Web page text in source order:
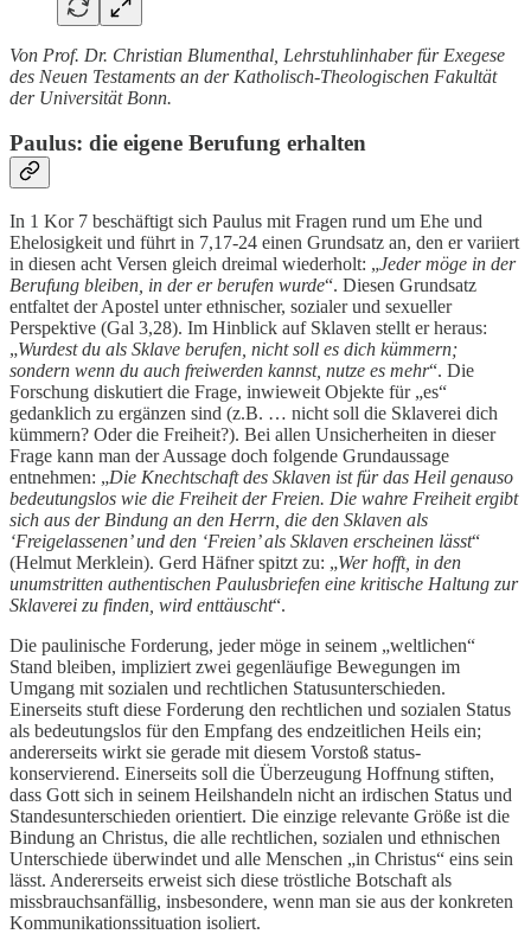
Von Prof. Dr. Christian Blumenthal, Lehrstuhlinhaber für Exegese
des Neuen Testaments an der Katholisch-Theologischen Fakultät
der Universität Bonn.
Paulus: die eigene Berufung erhalten
In 1 Kor 7 beschäftigt sich Paulus mit Fragen rund um Ehe und
Ehelosigkeit und führt in 7,17-24 einen Grundsatz an, den er variiert
in diesen acht Versen gleich dreimal wiederholt: „Jeder möge in der
Berufung bleiben, in der er berufen wurde“. Diesen Grundsatz
entfaltet der Apostel unter ethnischer, sozialer und sexueller
Perspektive (Gal 3,28). Im Hinblick auf Sklaven stellt er heraus:
„Wurdest du als Sklave berufen, nicht soll es dich kümmern;
sondern wenn du auch freiwerden kannst, nutze es mehr“. Die
Forschung diskutiert die Frage, inwieweit Objekte für „es“
gedanklich zu ergänzen sind (z.B. … nicht soll die Sklaverei dich
kümmern? Oder die Freiheit?). Bei allen Unsicherheiten in dieser
Frage kann man der Aussage doch folgende Grundaussage
entnehmen: „Die Knechtschaft des Sklaven ist für das Heil genauso
bedeutungslos wie die Freiheit der Freien. Die wahre Freiheit ergibt
sich aus der Bindung an den Herrn, die den Sklaven als
‘Freigelassenen’ und den ‘Freien’ als Sklaven erscheinen lässt“
(Helmut Merklein). Gerd Häfner spitzt zu: „Wer hofft, in den
unumstritten authentischen Paulusbriefen eine kritische Haltung zur
Sklaverei zu finden, wird enttäuscht“.
Die paulinische Forderung, jeder möge in seinem „weltlichen“
Stand bleiben, impliziert zwei gegenläufige Bewegungen im
Umgang mit sozialen und rechtlichen Statusunterschieden.
Einerseits stuft diese Forderung den rechtlichen und sozialen Status
als bedeutungslos für den Empfang des endzeitlichen Heils ein;
andererseits wirkt sie gerade mit diesem Vorstoß status-
konservierend. Einerseits soll die Überzeugung Hoffnung stiften,
dass Gott sich in seinem Heilshandeln nicht an irdischen Status und
Standesunterschieden orientiert. Die einzige relevante Größe ist die
Bindung an Christus, die alle rechtlichen, sozialen und ethnischen
Unterschiede überwindet und alle Menschen „in Christus“ eins sein
lässt. Andererseits erweist sich diese tröstliche Botschaft als
missbrauchsanfällig, insbesondere, wenn man sie aus der konkreten
Kommunikationssituation isoliert.